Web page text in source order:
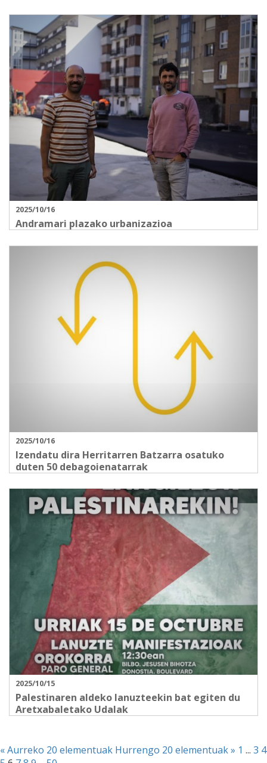
2025/10/16
Andramari plazako urbanizazioa
2025/10/16
Izendatu dira Herritarren Batzarra osatuko
duten 50 debagoienatarrak
2025/10/15
Palestinaren aldeko lanuzteekin bat egiten du
Aretxabaletako Udalak
« Aurreko 20 elementuak Hurrengo 20 elementuak » 1 ... 3 4